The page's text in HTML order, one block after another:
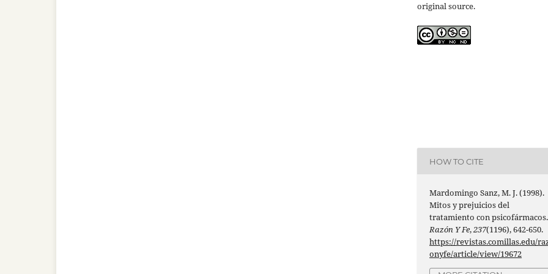
original source.
HOW TO CITE
Mardomingo Sanz, M. J. (1998).
Mitos y prejuicios del
tratamiento con psicofármacos.
Razón Y Fe,237(1196), 642-650.
https://revistas.comillas.edu/
onyfe/article/view/19672